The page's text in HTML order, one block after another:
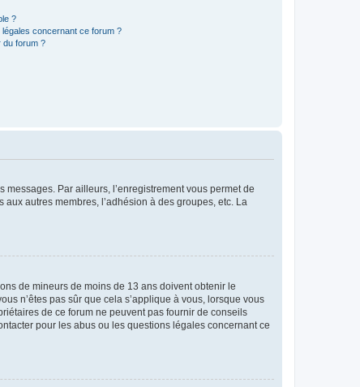
?
concernant ce forum ?
du forum ?
Par ailleurs, l’enregistrement vous permet de
autres membres, l’adhésion à des groupes, etc. La
de mineurs de moins de 13 ans doivent obtenir le
n’êtes pas sûr que cela s’applique à vous, lorsque vous
de ce forum ne peuvent pas fournir de conseils
pour les abus ou les questions légales concernant ce